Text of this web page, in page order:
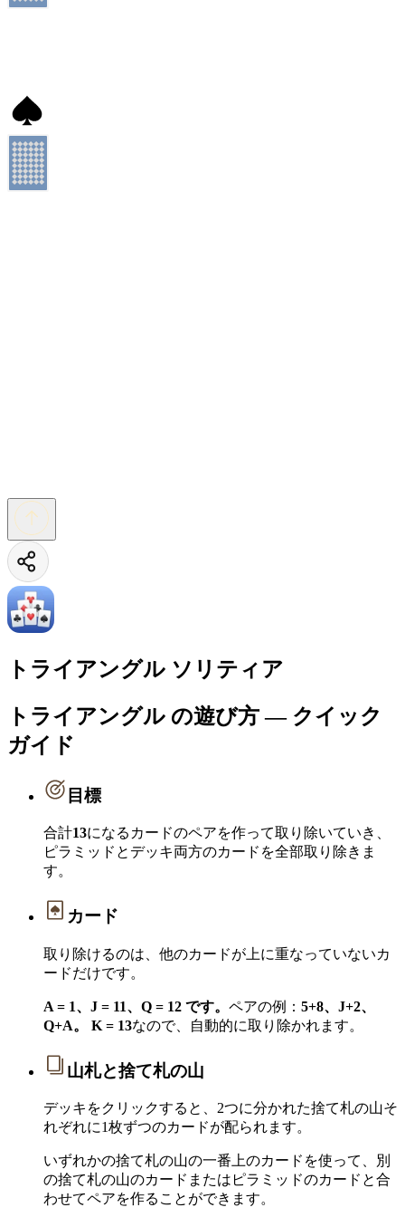
トライアングル ソリティア
トライアングル の遊び方 — クイック
ガイド
目標
合計13になるカードのペアを作って取り除いていき、
ピラミッドとデッキ両方のカードを全部取り除きま
す。
カード
取り除けるのは、他のカードが上に重なっていないカ
ードだけです。
A = 1、J = 11、Q = 12 です。 ペアの例： 5+8、J+2、
Q+A。
K = 13なので、自動的に取り除かれます。
山札と捨て札の山
デッキをクリックすると、2つに分かれた捨て札の山そ
れぞれに1枚ずつのカードが配られます。
いずれかの捨て札の山の一番上のカードを使って、別
の捨て札の山のカードまたはピラミッドのカードと合
わせてペアを作ることができます。